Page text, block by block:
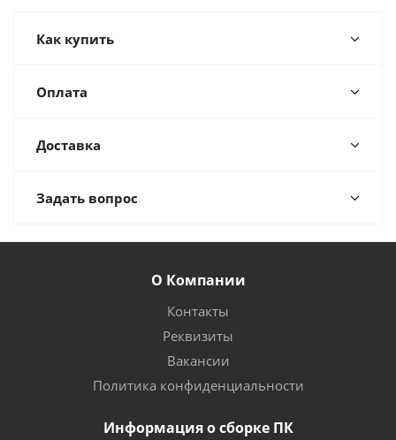
Как купить
Оплата
Доставка
Задать вопрос
О Компании
Контакты
Реквизиты
Вакансии
Политика конфиденциальности
Информация о сборке ПК